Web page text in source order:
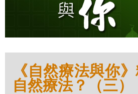
《自然療法與你
自然療法？（三）